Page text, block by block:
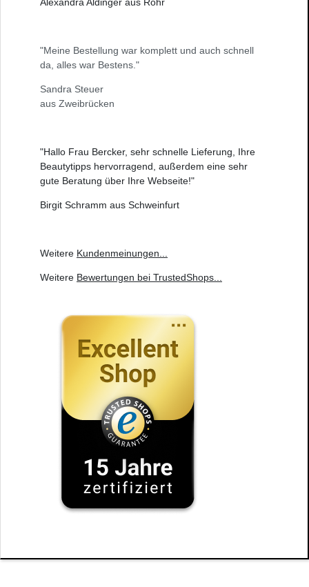
"Meine Bestellung war komplett und auch schnell
da, alles war Bestens."
Sandra Steuer
aus Zweibrücken
"Hallo Frau Bercker, sehr schnelle Lieferung, Ihre
Beautytipps hervorragend, außerdem eine sehr
gute Beratung über Ihre Webseite!"
Birgit Schramm aus Schweinfurt
Weitere Kundenmeinungen
Weitere Bewertungen bei TrustedShops